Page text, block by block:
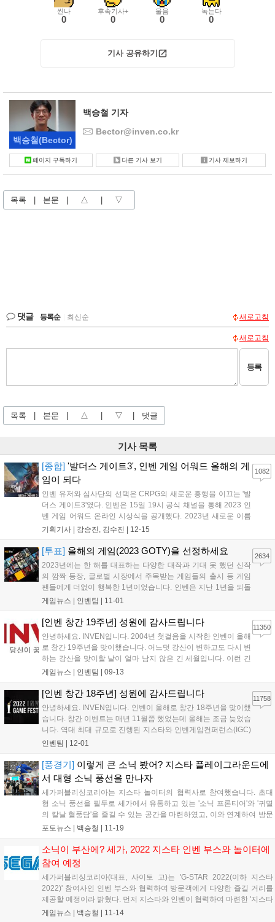
씬나
0
후속기사+
0
울음
0
녹는다
0
기사 공유하기
백승철(Bector)
백승철 기자
Bector@inven.co.kr
페이지 구독하기 다른 기사 보기 기사 제보하기
목록 본문 △ ▽
댓글 등록순 최신순 새로고침
새로고침
등록
목록 본문 △ ▽ 댓글
기사 목록
[종합] '발더스 게이트3', 인벤 게임 어워드 올해의 게
임이 되다
인벤 유저와 심사단의 선택은 CRPG의 새로운 흥행을 이끄는 '발
더스 게이트3'였다. 인벤은 15일 19시 공식 채널을 통해 2023 인
벤 게임 어워드 온라인 시상식을 공개했다. 2023년 새로운 이름
으로 재정비, 유저 투표 부문을 크게 늘린 인벤 게임 어워드는 이
고 등급 부문인 '올해의 게임...
기획기사 | 강승진, 김수진 | 12-15
1082
[투표] 올해의 게임(2023 GOTY)을 선정하세요
2023년에는 한 해를 대표하는 다양한 대작과 기대 못 했던 신작
의 깜짝 등장, 글로벌 시장에서 주목받는 게임들의 출시 등 게임
팬들에게 더없이 행복한 1년이었습니다. 인벤은 지난 1년을 되돌
아보고 업계 전체의 창의성과 기술적 성취를 제고하고자 게임 시
함께 반영하고자 합니다. 이를 위해 202...
게임뉴스 | 인벤팀 | 11-01
2634
[인벤 창간 19주년] 성원에 감사드립니다
안녕하세요. INVEN입니다. 2004년 첫걸음을 시작한 인벤이 올해
로 창간 19주년을 맞이했습니다. 어느덧 강산이 변하고도 다시 변
하는 강산을 맞이할 날이 얼마 남지 않은 긴 세월입니다. 이런 긴
시간을 달려올 수 있던 원동력은 함께 해주신 유저분의 애정이 어
께 다시 한번 감사드립니다. 역동적...
게임뉴스 | 인벤팀 | 09-13
11350
[인벤 창간 18주년] 성원에 감사드립니다
안녕하세요. INVEN입니다. 인벤이 올해로 창간 18주년을 맞이했
습니다. 창간 이벤트는 매년 11월쯤 했었는데 올해는 조금 늦었습
니다. 역대 최대 규모로 진행된 지스타와 인벤게임컨퍼런스(IGC)
준비 때문에 바쁘기도 했고 야심 차게 준비한 올해의 게임(GOTY)
인벤 게임 페스티벌이라는 이름으...
인벤팀 | 12-01
11758
[풍경기] 이렇게 큰 소닉 봤어? 지스타 플레이그라운드에
서 대형 소닉 풍선을 만나자
세가퍼블리싱코리아는 지스타 놀이터의 협력사로 참여했습니다. 초대
형 소닉 풍선을 필두로 세가에서 유통하고 있는 '소닉 프론티어'와 '귀멸
의 칼날 혈풍담'을 즐길 수 있는 공간을 마련하였고, 이와 연계하여 방문
객이 쉽고 즐겁게 참여할 수 있는 이벤트를 준비해놓았습니다. 아울러
신작 게임, '소닉 프론티어' PS5 버전과 스위치 버전을 구입할 수 있었습
니다. 발 길이만 사람 신장만큼 거대한 특대형 소닉 풍선을 시작으로 세
가에서 준비한 지스타 놀이터 현장을 지금 만나보도록 하겠습니다....
포토뉴스 | 백승철 | 11-19
소닉이 부산에? 세가, 2022 지스타 인벤 부스와 놀이터에
참여 예정
세가퍼블리싱코리아(대표, 사이토 고)는 'G-STAR 2022(이하 지스타
2022)' 참여사인 인벤 부스와 협력하여 방문객에게 다양한 즐길 거리를
제공할 예정이라 밝혔다. 먼저 지스타와 인벤이 협력하여 마련한 '지스타
X 인벤, 플레이그라운드(이하 지스타 놀이터)'에 특대형의 소닉 풍선이
게임뉴스 | 백승철 | 11-14